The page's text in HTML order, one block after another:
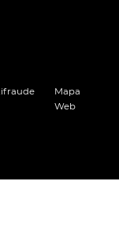
Mapa
Web